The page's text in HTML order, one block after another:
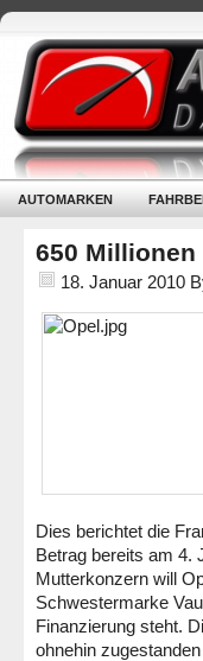
AUTOMARKEN
650 Millionen
18. Januar 2010
Dies berichtet die
Betrag bereits am 4.
Mutterkonzern will
Schwestermarke
Finanzierung steht.
ohnehin